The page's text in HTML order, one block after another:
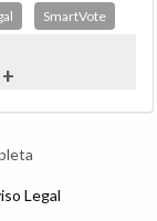
SmartVote
Legal